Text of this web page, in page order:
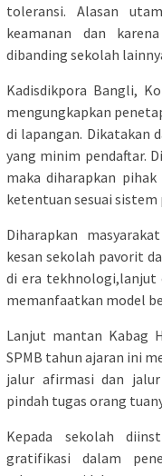
toleransi. Alasan
keamanan dan
dibanding sekolah
Kadisdikpora Bangli,
mengungkapkan
di lapangan. Dikatakan
yang minim pendaftar.
maka diharapkan
ketentuan sesuai sistem
Diharapkan
kesan sekolah pavorit
di era tekhnologi,lanjut
memanfaatkan model
Lanjut mantan Kabag
SPMB tahun ajaran ini
jalur afirmasi dan
pindah tugas orang
Kepada sekolah
gratifikasi dalam